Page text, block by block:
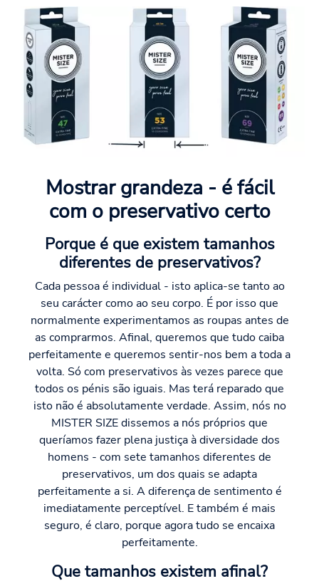
Mostrar grandeza - é fácil
com o preservativo certo
Porque é que existem tamanhos
diferentes de preservativos?
Cada pessoa é individual - isto aplica-se tanto ao
seu carácter como ao seu corpo. É por isso que
normalmente experimentamos as roupas antes de
as comprarmos. Afinal, queremos que tudo caiba
perfeitamente e queremos sentir-nos bem a toda a
volta. Só com preservativos às vezes parece que
todos os pénis são iguais. Mas terá reparado que
isto não é absolutamente verdade. Assim, nós no
MISTER SIZE dissemos a nós próprios que
queríamos fazer plena justiça à diversidade dos
homens - com sete tamanhos diferentes de
preservativos, um dos quais se adapta
perfeitamente a si. A diferença de sentimento é
imediatamente perceptível. E também é mais
seguro, é claro, porque agora tudo se encaixa
perfeitamente.
Que tamanhos existem afinal?